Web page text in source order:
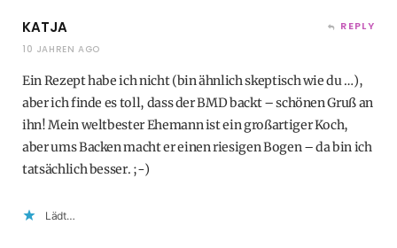
KATJA
10 JAHREN AGO
REPLY
Ein Rezept habe ich nicht (bin ähnlich skeptisch wie du …),
aber ich finde es toll, dass der BMD backt – schönen Gruß an
ihn! Mein weltbester Ehemann ist ein großartiger Koch,
aber ums Backen macht er einen riesigen Bogen – da bin ich
tatsächlich besser. ;-)
Lädt…